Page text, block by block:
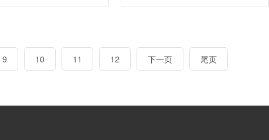
9 10 11 12 下一页 尾页